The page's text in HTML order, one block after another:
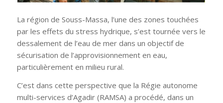
La région de Souss-Massa, l’une des zones touchées
par les effets du stress hydrique, s’est tournée vers le
dessalement de l’eau de mer dans un objectif de
sécurisation de l’approvisionnement en eau,
particulièrement en milieu rural.
C’est dans cette perspective que la Régie autonome
multi-services d’Agadir (RAMSA) a procédé, dans un